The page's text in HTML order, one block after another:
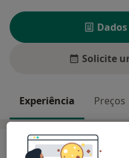
Solicite
Experiência Preços
Experiência